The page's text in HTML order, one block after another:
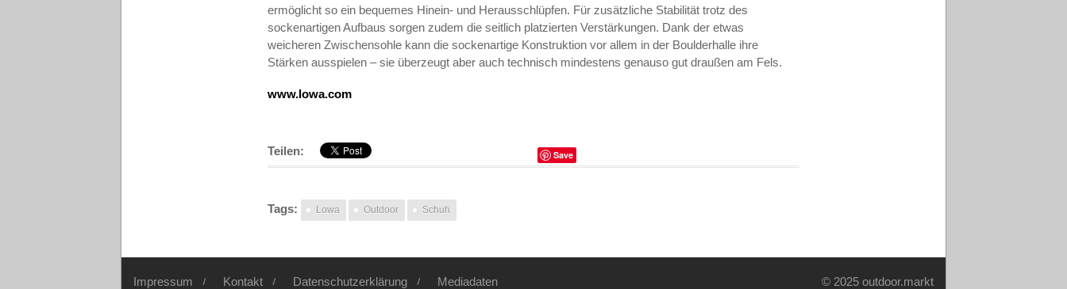
ermöglicht so ein bequemes Hinein- und Herausschlüpfen. Für zusätzliche Stabilität trotz des
sockenartigen Aufbaus sorgen zudem die seitlich platzierten Verstärkungen. Dank der etwas
weicheren Zwischensohle kann die sockenartige Konstruktion vor allem in der Boulderhalle ihre
Stärken ausspielen – sie überzeugt aber auch technisch mindestens genauso gut draußen am Fels.
www.lowa.com
Teilen: Save
Tags: Lowa Outdoor Schuh
Impressum Kontakt Datenschutzerklärung Mediadaten © 2025 outdoor.markt